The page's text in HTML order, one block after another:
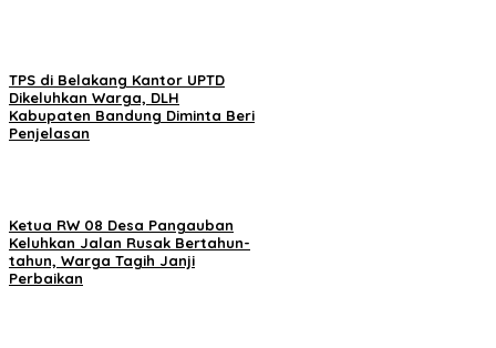
TPS di Belakang Kantor UPTD
Dikeluhkan Warga, DLH
Kabupaten Bandung Diminta Beri
Penjelasan
Ketua RW 08 Desa Pangauban
Keluhkan Jalan Rusak Bertahun-
tahun, Warga Tagih Janji
Perbaikan